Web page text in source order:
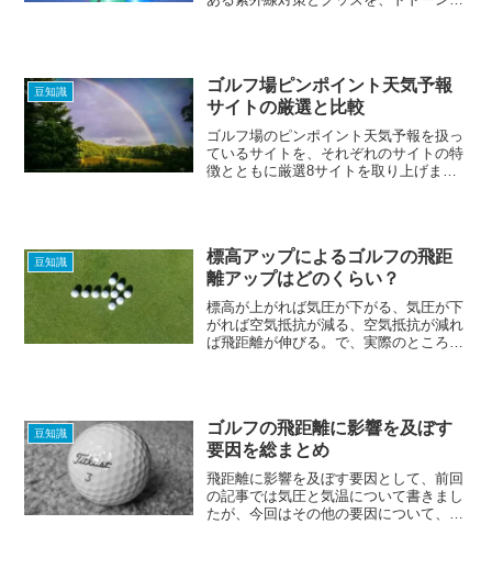
豆知識
ゴルフ場ピンポイント天気予報
サイトの厳選と比較
ゴルフ場のピンポイント天気予報を扱っ
ているサイトを、それぞれのサイトの特
徴とともに厳選8サイトを取り上げまし
豆知識
標高アップによるゴルフの飛距
離アップはどのくらい？
標高が上がれば気圧が下がる、気圧が下
がれば空気抵抗が減る、空気抵抗が減れ
ば飛距離が伸びる。で、実際のところ標
豆知識
ゴルフの飛距離に影響を及ぼす
要因を総まとめ
飛距離に影響を及ぼす要因として、前回
の記事では気圧と気温について書きまし
たが、今回はその他の要因について、い